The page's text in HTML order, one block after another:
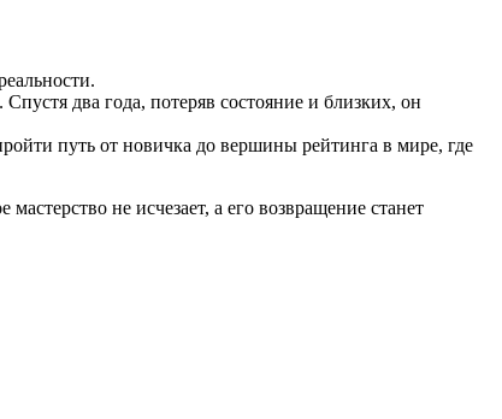
два года, потеряв состояние и близких, он
путь от новичка до вершины рейтинга в мире, где
не исчезает, а его возвращение станет